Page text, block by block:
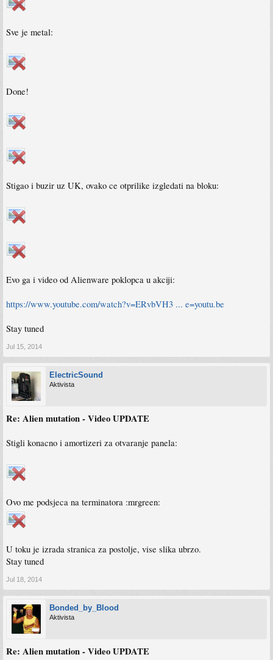
Sve je metal:
Done!
Stigao i buzir uz UK, ovako ce otprilike izgledati na bloku:
Evo ga i video od Alienware poklopca u akciji:
https://www.youtube.com/watch?v=ERvbVH3 ... e=youtu.be
Stay tuned
Jul 15, 2014
ElectricSound
Aktivista
Re: Alien mutation - Video UPDATE
Stigli konacno i amortizeri za otvaranje panela:
Ovo me podsjeca na terminatora :mrgreen:
U toku je izrada stranica za postolje, vise slika ubrzo.
Stay tuned
Jul 18, 2014
Bonded_by_Blood
Aktivista
Re: Alien mutation - Video UPDATE